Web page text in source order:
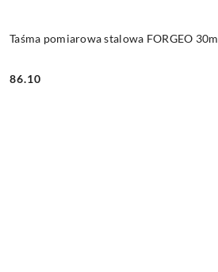
Taśma pomiarowa stalowa FORGEO 30m
Cena:
86.10